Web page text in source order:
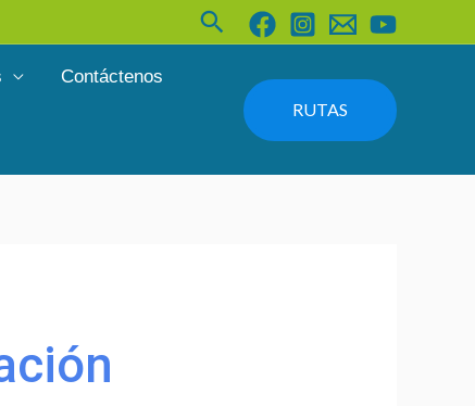
Buscar
Contáctenos
RUTAS